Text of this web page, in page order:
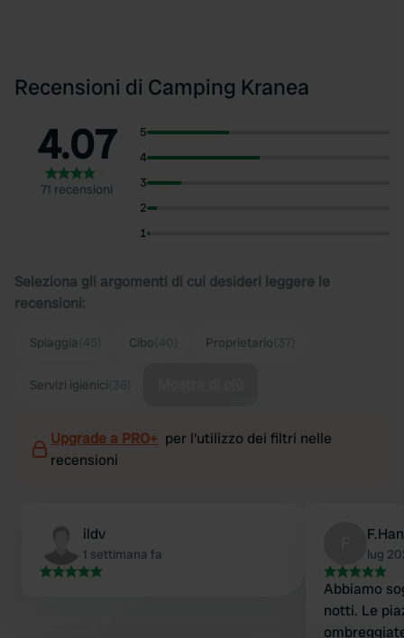
Recensioni di Camping Kranea
4.07
71 recensioni
5
4
3
2
1
Seleziona gli argomenti di cui desideri leggere le
recensioni:
Spiaggia Cibo Proprietario
Servizi igienici
Upgrade a PRO+ per l'utilizzo dei filtri nelle
recensioni
ildv
1 settimana fa lug
Abbiamo
notti. Le